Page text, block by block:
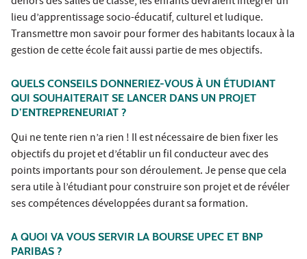
lieu d’apprentissage socio-éducatif, culturel et ludique.
Transmettre mon savoir pour former des habitants locaux à la
gestion de cette école fait aussi partie de mes objectifs.
QUELS CONSEILS DONNERIEZ-VOUS À UN ÉTUDIANT
QUI SOUHAITERAIT SE LANCER DANS UN PROJET
D’ENTREPRENEURIAT ?
Qui ne tente rien n’a rien ! Il est nécessaire de bien fixer les
objectifs du projet et d’établir un fil conducteur avec des
points importants pour son déroulement. Je pense que cela
sera utile à l’étudiant pour construire son projet et de révéler
ses compétences développées durant sa formation.
A QUOI VA VOUS SERVIR LA BOURSE UPEC ET BNP
PARIBAS ?